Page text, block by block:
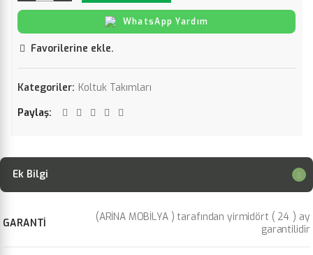
WhatsApp Yardım
Favorilerine ekle.
Kategoriler: Koltuk Takımları
Paylaş
Ek Bilgi
GARANTİ
(ARİNA MOBİLYA ) tarafından yirmidört ( 24 ) ay
garantilidir